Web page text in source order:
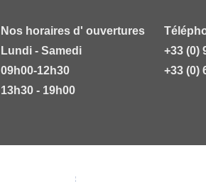
Nos horaires d' ouvertures
Lundi - Samedi
09h00-12h30
13h30 - 19h00
+33 (0)
+33 (0)